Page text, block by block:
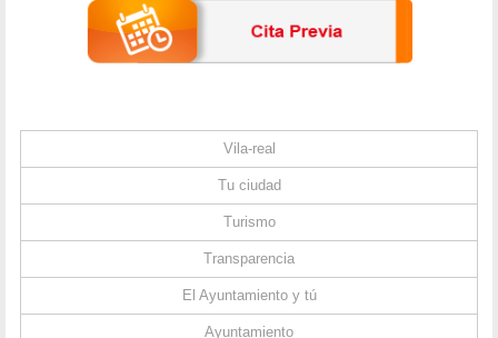
Vila-real
Tu ciudad
Turismo
Transparencia
El Ayuntamiento y tú
Ayuntamiento